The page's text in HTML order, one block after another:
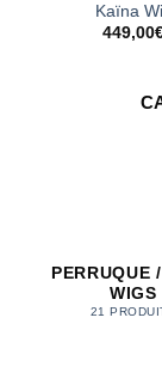
Kaïna
449,00
PERRUQUE
WIGS
21